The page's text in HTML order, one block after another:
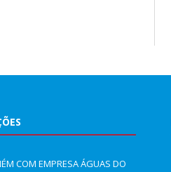
COM EMPRESA ÁGUAS DO